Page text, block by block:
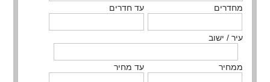
מחדרים עד חדרים
עיר / ישוב
ממחיר עד מחיר